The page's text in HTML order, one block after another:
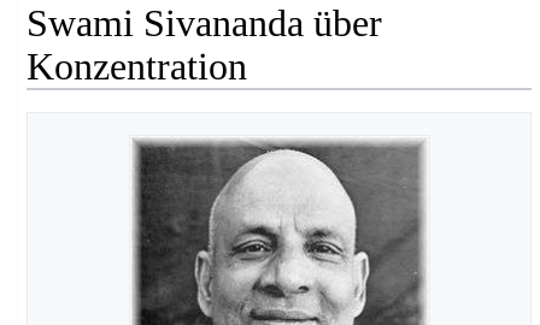
Swami Sivananda über
Konzentration